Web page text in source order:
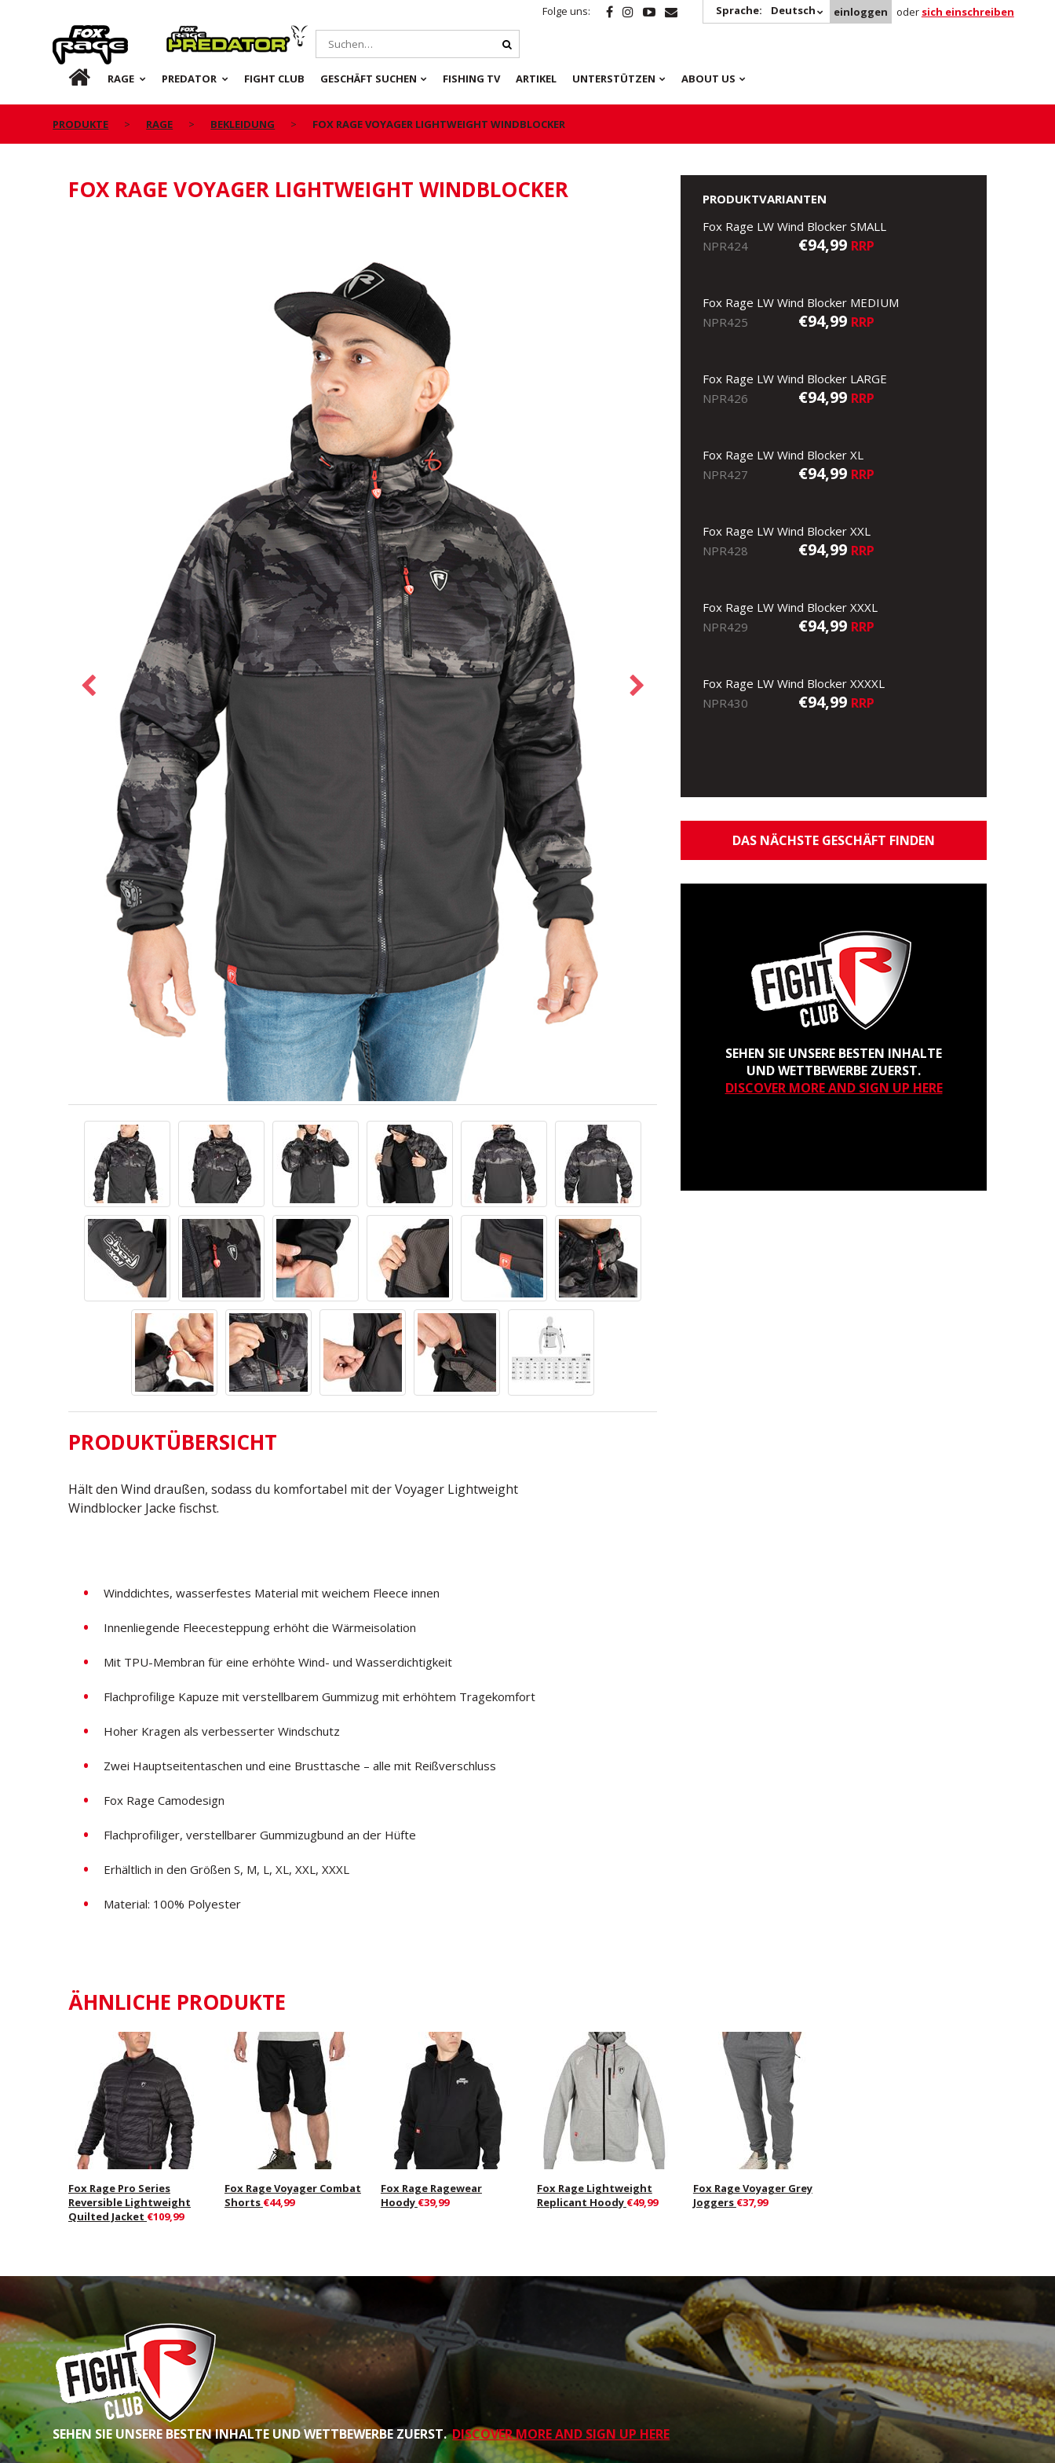
Folge uns: Sprache: Deutsch einloggen oder sich einschreiben
Rage Predator
DE RAGE PREDATOR FIGHT CLUB GESCHÄFT SUCHEN FISHING TV ARTIKEL UNTERSTÜTZEN ABOUT US
PRODUKTE RAGE BEKLEIDUNG FOX RAGE VOYAGER LIGHTWEIGHT WINDBLOCKER
FOX RAGE VOYAGER LIGHTWEIGHT WINDBLOCKER
PRODUKTÜBERSICHT
Hält den Wind draußen, sodass du komfortabel mit der Voyager Lightweight
Windblocker Jacke fischst.
Winddichtes, wasserfestes Material mit weichem Fleece innen
Innenliegende Fleecesteppung erhöht die Wärmeisolation
Mit TPU-Membran für eine erhöhte Wind- und Wasserdichtigkeit
Flachprofilige Kapuze mit verstellbarem Gummizug mit erhöhtem Tragekomfort
Hoher Kragen als verbesserter Windschutz
Zwei Hauptseitentaschen und eine Brusttasche – alle mit Reißverschluss
Fox Rage Camodesign
Flachprofiliger, verstellbarer Gummizugbund an der Hüfte
Erhältlich in den Größen S, M, L, XL, XXL, XXXL
Material: 100% Polyester
PRODUKTVARIANTEN
Fox Rage LW Wind Blocker SMALL
NPR424
€94,99 RRP
Fox Rage LW Wind Blocker MEDIUM
NPR425
€94,99 RRP
Fox Rage LW Wind Blocker LARGE
NPR426
€94,99 RRP
Fox Rage LW Wind Blocker XL
NPR427
€94,99 RRP
Fox Rage LW Wind Blocker XXL
NPR428
€94,99 RRP
Fox Rage LW Wind Blocker XXXL
NPR429
€94,99 RRP
Fox Rage LW Wind Blocker XXXXL
NPR430
€94,99 RRP
DAS NÄCHSTE GESCHÄFT FINDEN
SEHEN SIE UNSERE BESTEN INHALTE
UND WETTBEWERBE ZUERST.
DISCOVER MORE AND SIGN UP HERE
ÄHNLICHE PRODUKTE
Fox Rage Pro Series
Reversible Lightweight
Quilted Jacket €109,99
Fox Rage Voyager Combat
Shorts €44,99
Fox Rage Ragewear
Hoody €39,99
Fox Rage Lightweight
Replicant Hoody €49,99
Fox Rage Voyager Grey
Joggers €37,99
SEHEN SIE UNSERE BESTEN INHALTE UND WETTBEWERBE ZUERST.DISCOVER MORE AND SIGN UP HERE